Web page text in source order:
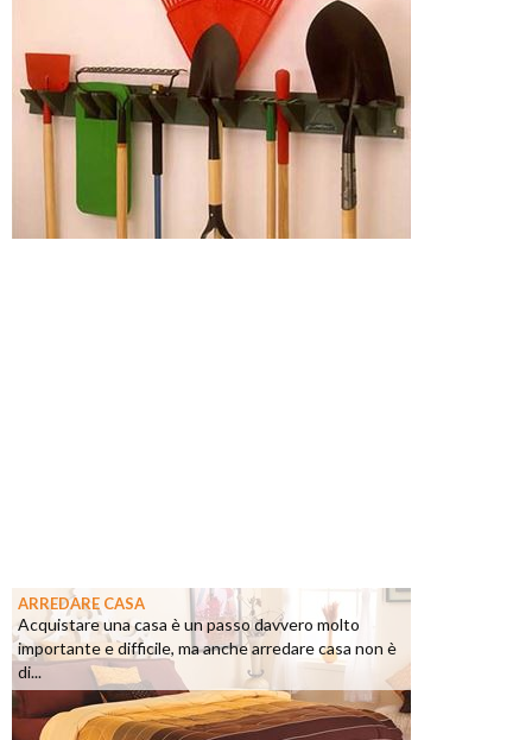
ARREDARE CASA
Acquistare una casa è un passo davvero molto
importante e difficile, ma anche arredare casa non è
di...